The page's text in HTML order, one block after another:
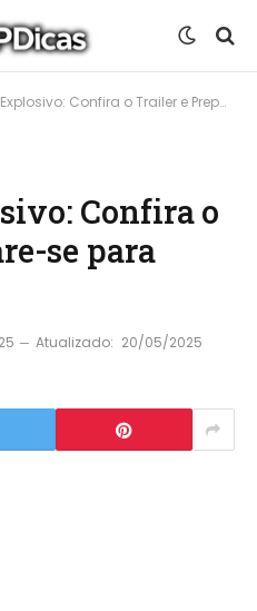
Confira o Trailer e Prepare-se para 2025!
Confira o
se para
Atualizado: 20/05/2025